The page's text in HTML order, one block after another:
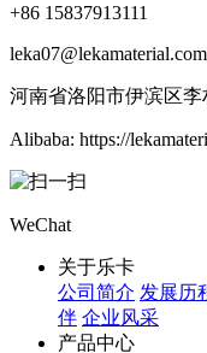
+86 15837913111
leka07@lekamaterial.com
河南省洛阳市伊滨区李
Alibaba: https://
WeChat
关于乐卡
公司简介 发展历
伴 企业风采
产品中心